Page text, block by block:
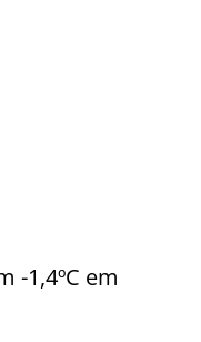
-1,4ºC em